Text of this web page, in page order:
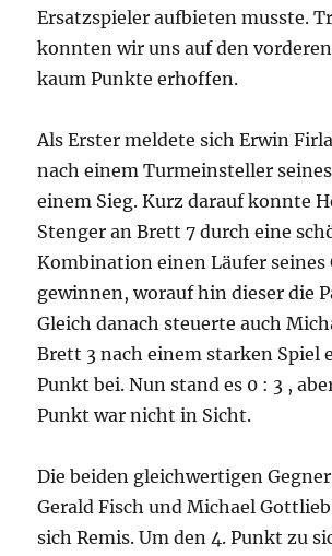
Ersatzspieler aufbieten musste.
konnten wir uns auf den
kaum Punkte erhoffen.
Als Erster meldete sich Erwin
nach einem Turmeinsteller
einem Sieg. Kurz darauf konnte
Stenger an Brett 7 durch eine
Kombination einen Läufer seines
gewinnen, worauf hin dieser die
Gleich danach steuerte auch
Brett 3 nach einem starken Spiel
Punkt bei. Nun stand es 0 : 3 ,
Punkt war nicht in Sicht.
Die beiden gleichwertigen
Gerald Fisch und Michael
sich Remis. Um den 4. Punkt zu